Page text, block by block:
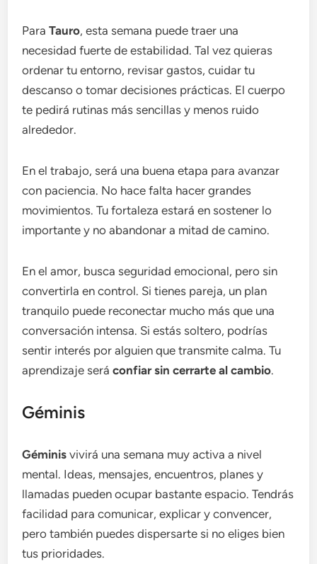
ParaTauro, esta semana puede traer una
necesidad fuerte de estabilidad. Tal vez quieras
ordenar tu entorno, revisar gastos, cuidar tu
descanso o tomar decisiones prácticas. El cuerpo
te pedirá rutinas más sencillas y menos ruido
alrededor.
En el trabajo, será una buena etapa para avanzar
con paciencia. No hace falta hacer grandes
movimientos. Tu fortaleza estará en sostener lo
importante y no abandonar a mitad de camino.
En el amor, busca seguridad emocional, pero sin
convertirla en control. Si tienes pareja, un plan
tranquilo puede reconectar mucho más que una
conversación intensa. Si estás soltero, podrías
sentir interés por alguien que transmite calma. Tu
aprendizaje seráconfiar sin cerrarte al cambio.
Géminis
Géminis vivirá una semana muy activa a nivel
mental. Ideas, mensajes, encuentros, planes y
llamadas pueden ocupar bastante espacio. Tendrás
facilidad para comunicar, explicar y convencer,
pero también puedes dispersarte si no eliges bien
tus prioridades.